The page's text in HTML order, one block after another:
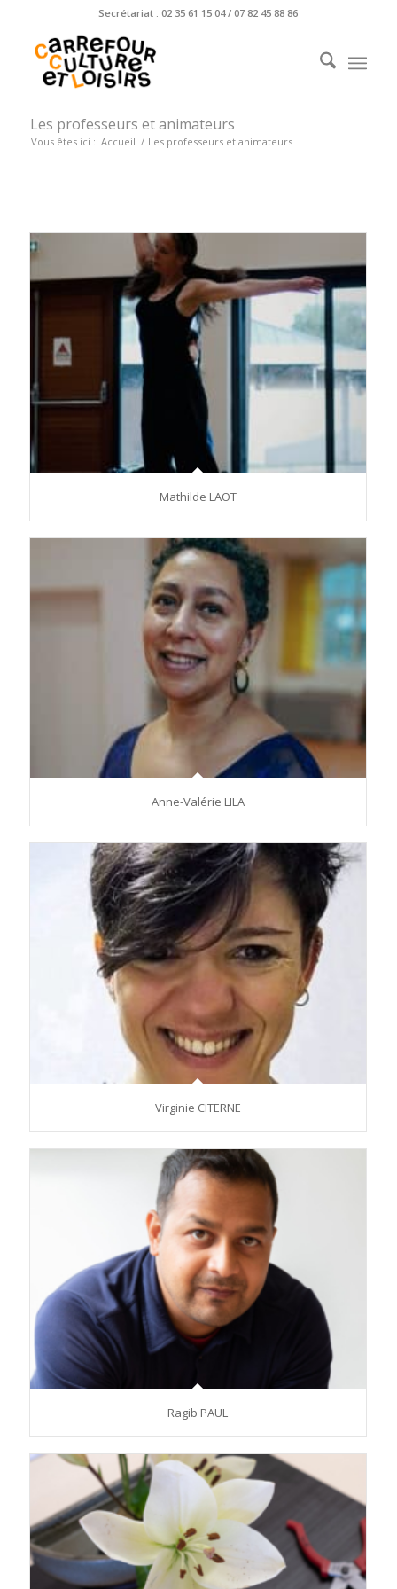
Secrétariat : 02 35 61 15 04 / 07 82 45 88 86
Les professeurs et animateurs
Vous êtes ici : Accueil / Les professeurs et animateurs
Mathilde LAOT
Anne-Valérie LILA
Virginie CITERNE
Ragib PAUL